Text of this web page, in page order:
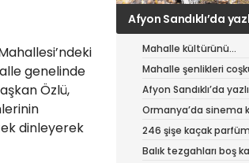
genelinde
Özlü,
dinleyerek
Ormanya’da sinema
Mahalle kültürünü
canlandıran şenlik
Mahalle şenlikleri
sürüyor
Afyon Sandıklı’da
patates hasadı
Ormanya’da sinema
246 şişe kaçak
geçirildi
Balık tezgahları boş